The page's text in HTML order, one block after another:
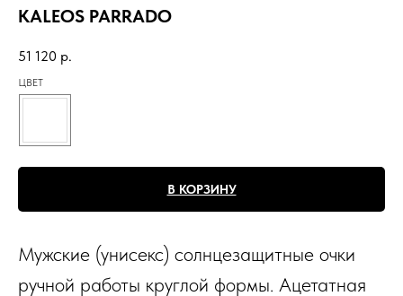
KALEOS PARRADO
51 120 р.
ЦВЕТ
В КОРЗИНУ
Мужские (унисекс) солнцезащитные очки
ручной работы круглой формы. Ацетатная